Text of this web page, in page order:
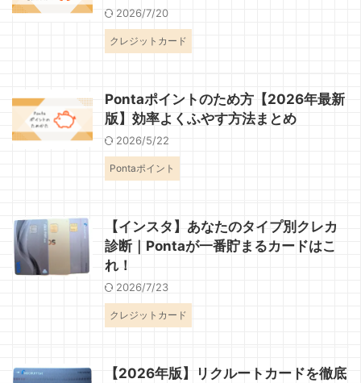
2026/7/20
クレジットカード
Pontaポイントのため方【2026年最新
版】効率よくふやす方法まとめ
2026/5/22
Pontaポイント
【インスタ】あなたのタイプ別クレカ
診断｜Pontaが一番貯まるカードはこ
れ！
2026/7/23
クレジットカード
【2026年版】リクルートカードを徹底